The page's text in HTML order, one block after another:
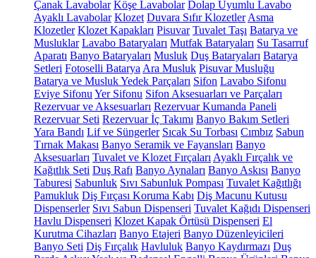
Çanak Lavabolar Köşe Lavabolar Dolap Uyumlu Lavabo
Ayaklı Lavabolar Klozet Duvara Sıfır Klozetler Asma
Klozetler Klozet Kapakları Pisuvar Tuvalet Taşı Batarya ve
Musluklar Lavabo Bataryaları Mutfak Bataryaları Su Tasarruf
Aparatı Banyo Bataryaları Musluk Duş Bataryaları Batarya
Setleri Fotoselli Batarya Ara Musluk Pisuvar Musluğu
Batarya ve Musluk Yedek Parçaları Sifon Lavabo Sifonu
Eviye Sifonu Yer Sifonu Sifon Aksesuarları ve Parçaları
Rezervuar ve Aksesuarları Rezervuar Kumanda Paneli
Rezervuar Seti Rezervuar İç Takımı Banyo Bakım Setleri
Yara Bandı Lif ve Süngerler Sıcak Su Torbası Cımbız Sabun
Tırnak Makası Banyo Seramik ve Fayansları Banyo
Aksesuarları Tuvalet ve Klozet Fırçaları Ayaklı Fırçalık ve
Kağıtlık Seti Duş Rafı Banyo Aynaları Banyo Askısı Banyo
Taburesi Sabunluk Sıvı Sabunluk Pompası Tuvalet Kağıtlığı
Pamukluk Diş Fırçası Koruma Kabı Diş Macunu Kutusu
Dispenserler Sıvı Sabun Dispenseri Tuvalet Kağıdı Dispenseri
Havlu Dispenseri Klozet Kapak Örtüsü Dispenseri El
Kurutma Cihazları Banyo Etajeri Banyo Düzenleyicileri
Banyo Seti Diş Fırçalık Havluluk Banyo Kaydırmazı Duş